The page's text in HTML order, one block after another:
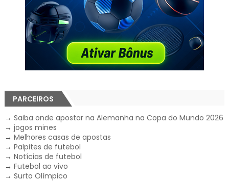
PARCEIROS
→ Saiba onde apostar na Alemanha na Copa do Mundo 2026
→ jogos mines
→ Melhores casas de apostas
→ Palpites de futebol
→ Notícias de futebol
→ Futebol ao vivo
→ Surto Olímpico